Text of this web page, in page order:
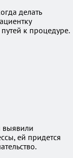
делать
к процедуре.
выявили
ей придется